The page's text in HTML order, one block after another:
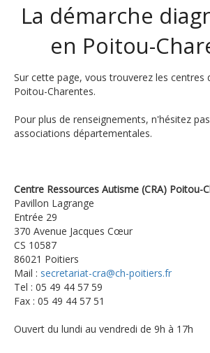
La démarche
en Poitou-
Sur cette page, vous trouverez les centres
Poitou-Charentes.
Pour plus de renseignements, n'hésitez
associations départementales.
Centre Ressources Autisme (CRA) Poitou-
Pavillon Lagrange
Entrée 29
370 Avenue Jacques Cœur
CS 10587
86021 Poitiers
Mail : secretariat-cra@ch-poitiers.fr
Tel : 05 49 44 57 59
Fax : 05 49 44 57 51
Ouvert du lundi au vendredi de 9h à 17h